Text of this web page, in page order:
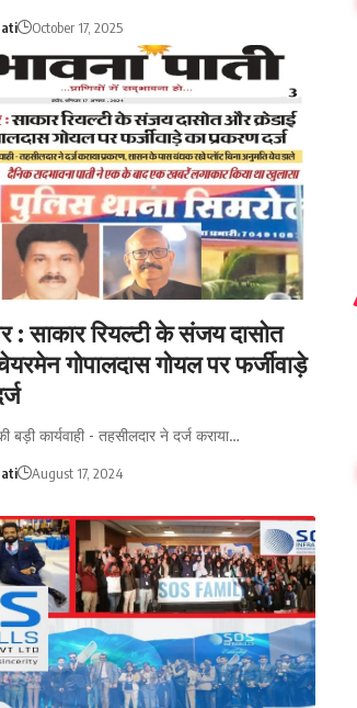
October 17, 2025
साकार रियल्टी के संजय दासोत
गोपालदास गोयल पर फर्जीवाड़े
बड़ी कार्यवाही - तहसीलदार ने दर्ज कराया…
August 17, 2024